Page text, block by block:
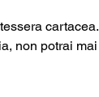
cartacea.
non potrai mai